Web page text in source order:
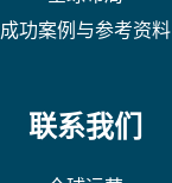
成功案例与参考资料
联系我们